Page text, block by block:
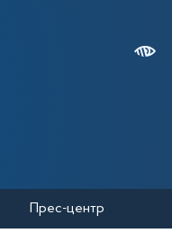
Прес-центр